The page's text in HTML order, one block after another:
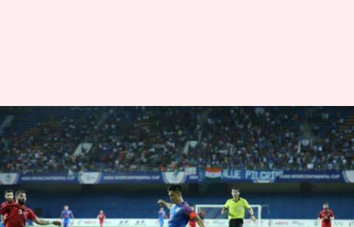
इंटरकॉन्टिनेंटल कप: सीरिया को 1-1
के ड्रॉ पर रोककर भारत ने की अपने
अभियान की समाप्ति
लेखन Neeraj Pandey Jul 17, 2019 09:29 am